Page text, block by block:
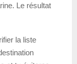
Le résultat
la liste